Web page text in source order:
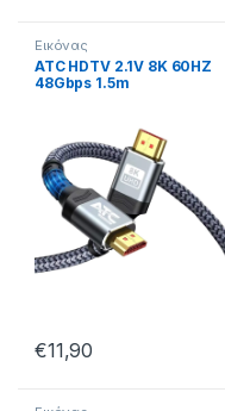
Εικόνας
ATC HDTV 2.1V 8K 60HZ
48Gbps 1.5m
€11,90